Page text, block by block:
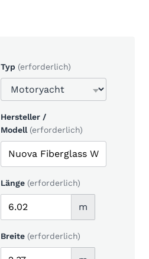
Typ (erforderlich)
Hersteller /
Modell (erforderlich)
Länge (erforderlich)
m
Breite (erforderlich)